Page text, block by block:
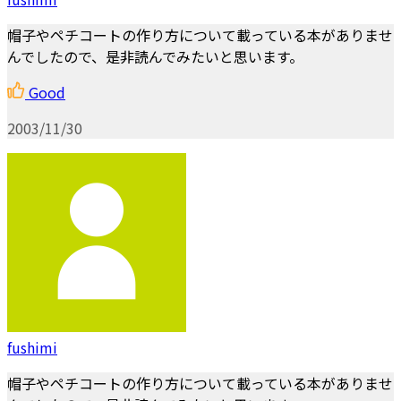
帽子やペチコートの作り方について載っている本がありませ
んでしたので、是非読んでみたいと思います。
Good
2003/11/30
fushimi
帽子やペチコートの作り方について載っている本がありませ